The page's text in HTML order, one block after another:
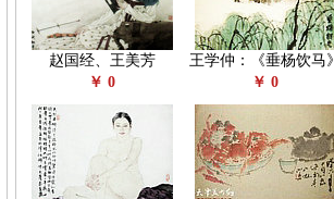
赵国经、王美芳
￥ 0
王学仲：《垂杨饮马》
￥ 0